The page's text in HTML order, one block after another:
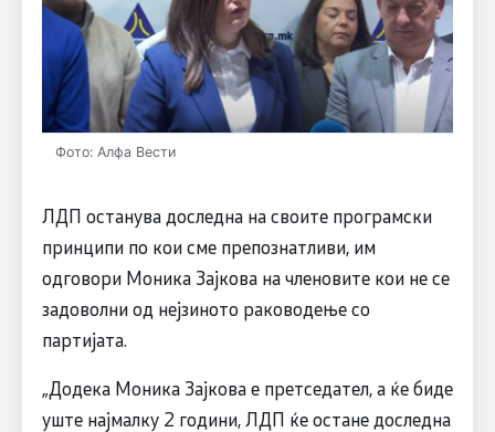
Фото: Алфа Вести
ЛДП останува доследна на своите програмски
принципи по кои сме препознатливи, им
одговори Моника Зајкова на членовите кои не се
задоволни од нејзиното раководење со
партијата.
„Додека Моника Зајкова е претседател, а ќе биде
уште најмалку 2 години, ЛДП ќе остане доследна